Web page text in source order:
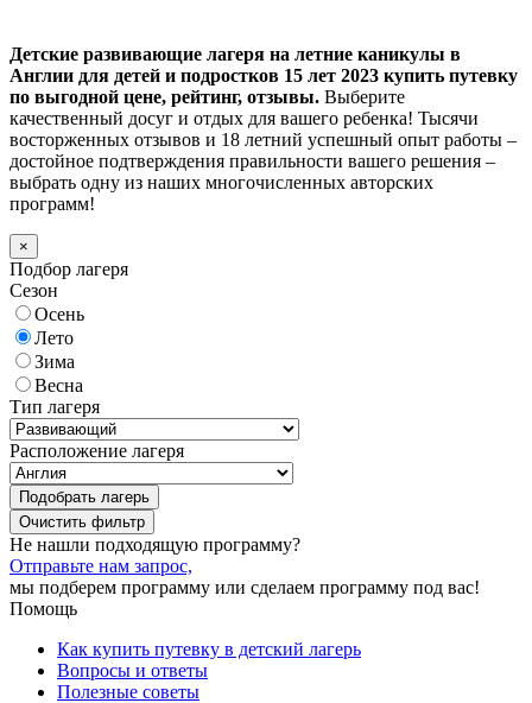
Детские развивающие лагеря на летние каникулы в
Англии для детей и подростков 15 лет 2023 купить путевку
по выгодной цене, рейтинг, отзывы. Выберите
качественный досуг и отдых для вашего ребенка! Тысячи
восторженных отзывов и 18 летний успешный опыт работы –
достойное подтверждения правильности вашего решения –
выбрать одну из наших многочисленных авторских
программ!
×
Подбор лагеря
Сезон
Осень
Лето
Зима
Весна
Тип лагеря
Расположение лагеря
Подобрать лагерь
Не нашли подходящую программу?
Отправьте нам запрос,
мы подберем программу или сделаем программу под вас!
Помощь
Как купить путевку в детский лагерь
Вопросы и ответы
Полезные советы